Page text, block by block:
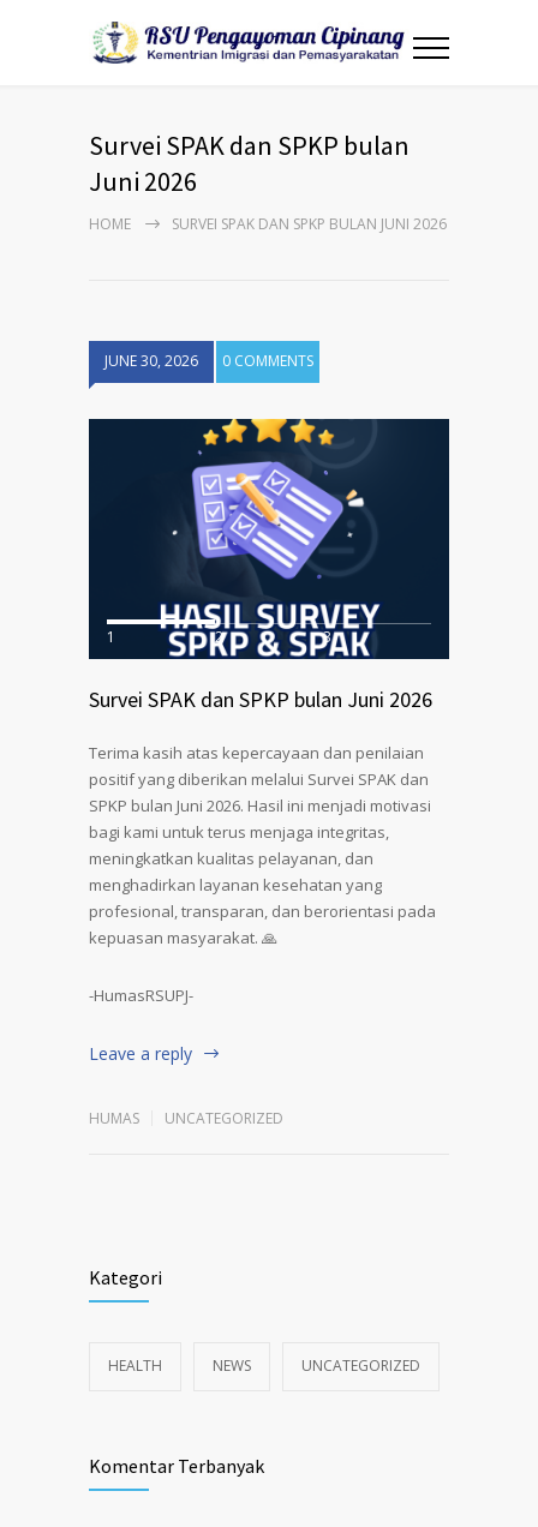
Survei SPAK dan SPKP bulan
Juni 2026
HOME SURVEI SPAK DAN SPKP BULAN JUNI 2026
JUNE 30, 2026 0 COMMENTS
1 2 3
Survei SPAK dan SPKP bulan Juni 2026
Terima kasih atas kepercayaan dan penilaian
positif yang diberikan melalui Survei SPAK dan
SPKP bulan Juni 2026. Hasil ini menjadi motivasi
bagi kami untuk terus menjaga integritas,
meningkatkan kualitas pelayanan, dan
menghadirkan layanan kesehatan yang
profesional, transparan, dan berorientasi pada
kepuasan masyarakat. 🙏
-HumasRSUPJ-
Leave a reply
HUMAS UNCATEGORIZED
Kategori
HEALTH NEWS UNCATEGORIZED
Komentar Terbanyak